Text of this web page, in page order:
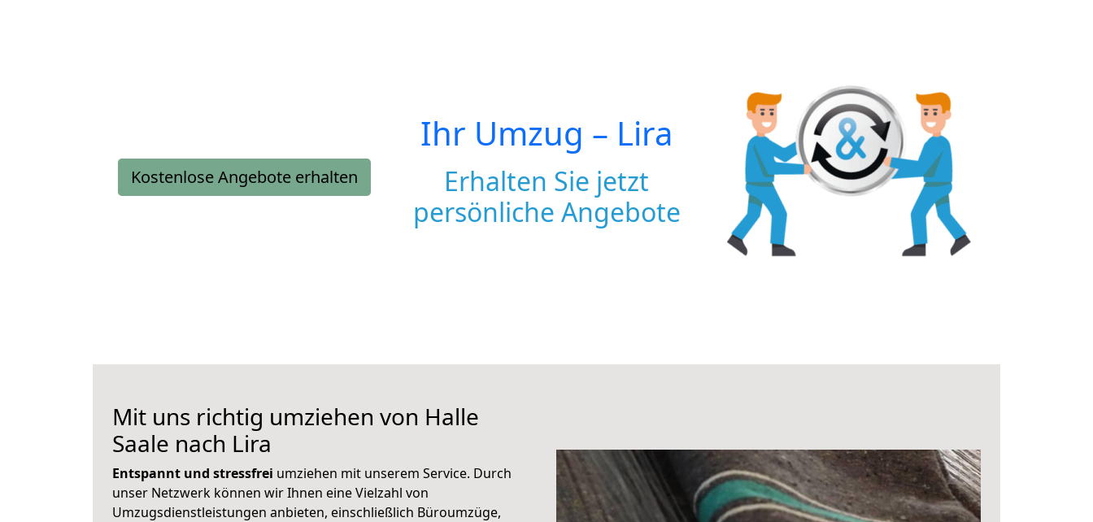
Kostenlose Angebote erhalten
Ihr Umzug – Lira
Erhalten Sie jetzt
persönliche Angebote
Mit uns richtig umziehen von Halle
Saale nach Lira
Entspannt und stressfrei umziehen mit unserem Service. Durch
unser Netzwerk können wir Ihnen eine Vielzahl von
Umzugsdienstleistungen anbieten, einschließlich Büroumzüge,